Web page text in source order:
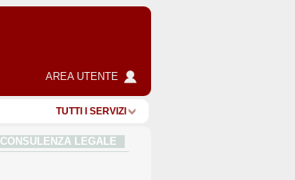
AREA UTENTE
TUTTI I SERVIZI
CONSULENZA LEGALE